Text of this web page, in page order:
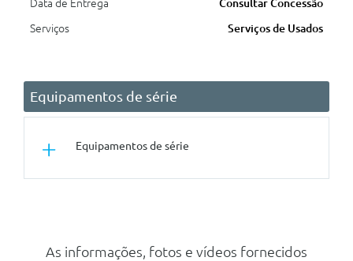
Data de Entrega
Consultar Concessão
Serviços
Serviços de Usados
Equipamentos de série
Equipamentos de série
Performance Control
As informações, fotos e vídeos fornecidos